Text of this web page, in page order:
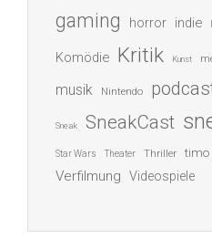
gaming horror indie
Komödie Kritik Kunst
musik Nintendo
Sneak SneakCast
Star Wars Theater Thriller timo
Verfilmung Videospiele